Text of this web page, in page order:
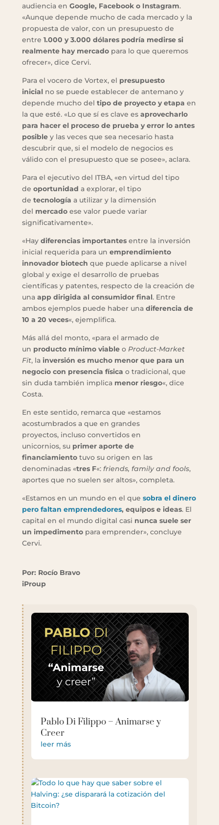
audiencia en Google, Facebook o Instagram.
«Aunque depende mucho de cada mercado y la
propuesta de valor, con un presupuesto de
entre 1.000 y 3.000 dólares podría medirse si
realmente hay mercado para lo que queremos
ofrecer», dice Cervi.
Para el vocero de Vortex, el presupuesto
inicialno se puede establecer de antemano y
depende mucho del tipo de proyecto y etapa en
la que esté. «Lo que sí es clave es aprovecharlo
para hacer el proceso de prueba y error lo antes
posibley las veces que sea necesario hasta
descubrir que, si el modelo de negocios es
válido con el presupuesto que se posee», aclara.
Para el ejecutivo del ITBA, «en virtud del tipo
de oportunidad a explorar, el tipo
de tecnología a utilizar y la dimensión
del mercado ese valor puede variar
significativamente».
«Hay diferencias importantesentre la inversión
inicial requerida para un emprendimiento
innovador biotech que puede aplicarse a nivel
global y exige el desarrollo de pruebas
científicas y patentes, respecto de la creación de
una app dirigida al consumidor final. Entre
ambos ejemplos puede haber una diferencia de
10 a 20 veces«, ejemplifica.
Más allá del monto, «para el armado de
un producto mínimo viableo Product-Market
Fit, la inversión es mucho menor que para un
negocio con presencia física o tradicional, que
sin duda también implica menor riesgo«, dice
Costa.
En este sentido, remarca que «estamos
acostumbrados a que en grandes
proyectos, incluso convertidos en
unicornios, su primer aporte de
financiamiento tuvo su origen en las
denominadas «tres F«: friends, family and fools,
aportes que no suelen ser altos», completa.
«Estamos en un mundo en el que sobra el dinero
pero faltan emprendedores, equipos e ideas. El
capital en el mundo digital casi nunca suele ser
un impedimento para emprender», concluye
Cervi.
Por: Rocío Bravo
iProup
Pablo Di Filippo – Animarse y
Creer
leer más